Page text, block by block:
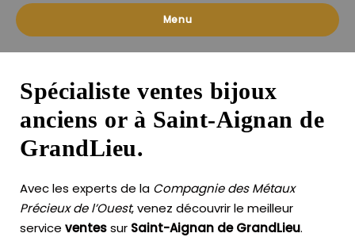
Menu
Spécialiste ventes bijoux
anciens or à Saint-Aignan de
GrandLieu.
Avec les experts de la Compagnie des Métaux
Précieux de l’Ouest, venez découvrir le meilleur
service ventessur Saint-Aignan de GrandLieu.